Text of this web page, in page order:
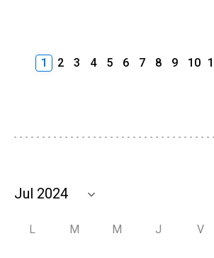
1 2 3 4 5 6 7 8 9 10
L M M J V